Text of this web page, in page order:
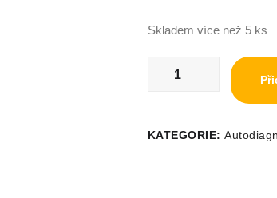
Skladem více než 5 ks
KATEGORIE: